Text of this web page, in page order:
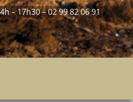
– 17h30 – 02 99 82 06 91